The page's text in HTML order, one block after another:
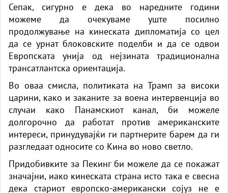
Сепак, сигурно е дека во наредните години
можеме да очекуваме уште посилно
продолжување на кинеската дипломатија со цел
да се урнат блоковските поделби и да се одвои
Европската унија од нејзината традиционална
трансатлантска ориентација.
Во оваа смисла, политиката на Трамп за високи
царини, како и заканите за воена интервенција во
случаи како Панамскиот канал, би можеле
долгорочно да работат против американските
интереси, принудувајќи ги партнерите барем да ги
разгледаат односите со Кина во ново светло.
Придобивките за Пекинг би можеле да се покажат
значајни, иако кинеската страна исто така е свесна
дека стариот европско-американски сојуз не е